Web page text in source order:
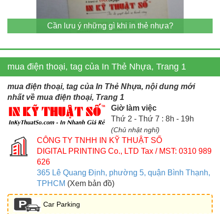
Cần lưu ý những gì khi in thẻ nhựa?
mua điện thoại, tag của In Thẻ Nhựa, Trang 1
mua điện thoại, tag của In Thẻ Nhựa, nội dung mới
nhất về mua điện thoại, Trang 1
Giờ làm việc
Thứ 2 - Thứ 7 : 8h - 19h
(Chủ nhật nghỉ)
CÔNG TY TNHH IN KỸ THUẬT SỐ
DIGITAL PRINTING Co., LTD Tax / MST: 0310 989
626
365 Lê Quang Định, phường 5, quận Bình Thạnh,
TPHCM (Xem bản đồ)
Car Parking